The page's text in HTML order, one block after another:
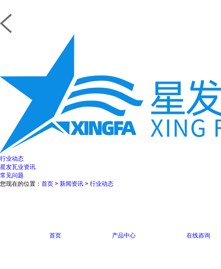
行业动态
星发瓦业资讯
常见问题
您现在的位置： 首页 > 新闻资讯 > 行业动态
首页 产品中心 在线咨询